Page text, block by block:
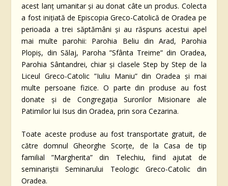
acest lanț umanitar și au donat câte un produs. Colecta
a fost inițiată de Episcopia Greco-Catolică de Oradea pe
perioada a trei săptămâni și au răspuns acestui apel
mai multe parohii: Parohia Beliu din Arad, Parohia
Plopiș, din Sălaj, Paroha ”Sfânta Treime” din Oradea,
Parohia Sântandrei, chiar și clasele Step by Step de la
Liceul Greco-Catolic ”Iuliu Maniu” din Oradea și mai
multe persoane fizice. O parte din produse au fost
donate și de Congregația Surorilor Misionare ale
Patimilor lui Isus din Oradea, prin sora Cezarina.
Toate aceste produse au fost transportate gratuit, de
către domnul Gheorghe Scorțe, de la Casa de tip
familial ”Margherita” din Telechiu, fiind ajutat de
seminariștii Seminarului Teologic Greco-Catolic din
Oradea.